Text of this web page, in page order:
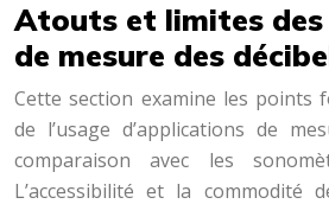
Atouts et limites
de mesure des
Cette section examine les points
de l’usage d’applications de
comparaison avec les
L’accessibilité et la commodité